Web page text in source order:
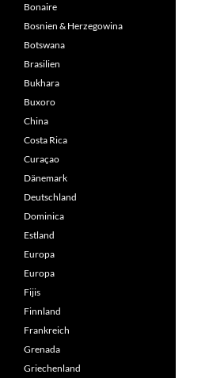
Bonaire
Bosnien & Herzegowina
Botswana
Brasilien
Bukhara
Buxoro
China
Costa Rica
Curaçao
Dänemark
Deutschland
Dominica
Estland
Europa
Europa
Fijis
Finnland
Frankreich
Grenada
Griechenland